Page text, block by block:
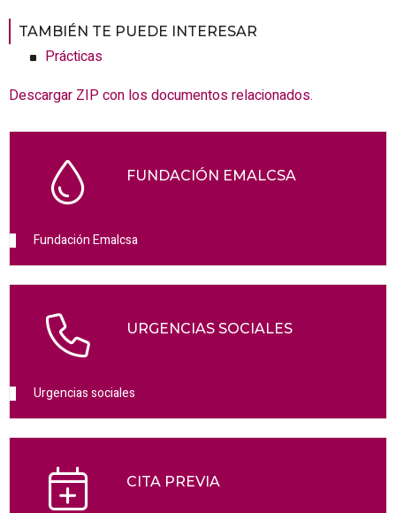
TAMBIÉN TE PUEDE INTERESAR
Prácticas
Descargar ZIP con los documentos relacionados.
FUNDACIÓN EMALCSA
Fundación Emalcsa
URGENCIAS SOCIALES
Urgencias sociales
CITA PREVIA